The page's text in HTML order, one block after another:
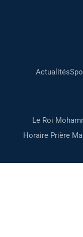
Actualités
Le Roi
Horaire Prière